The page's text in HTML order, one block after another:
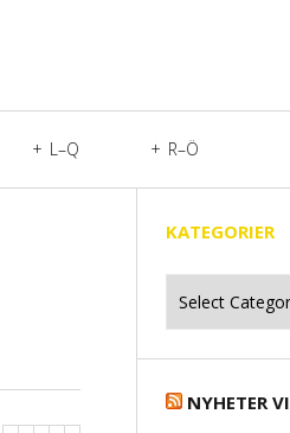
L–Q R–Ö
KATEGORIER
NYHETER